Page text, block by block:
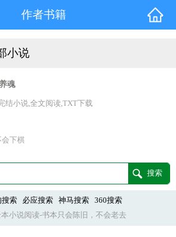
作者书籍
小说
魂
结小说,全文阅读,TXT下载
会下棋
搜索 必应搜索 神马搜索
360搜索
小说阅读-书本只会陈旧，不会老去